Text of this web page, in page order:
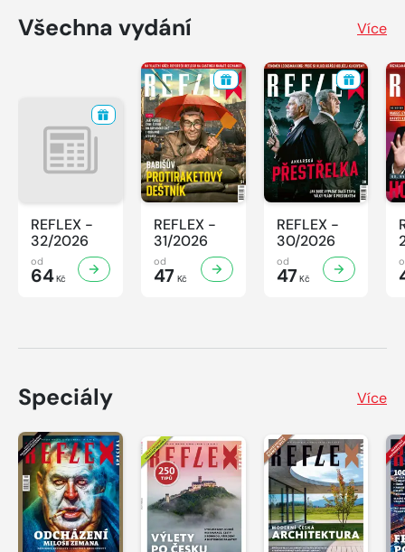
Všechna vydání Více
REFLEX -
32/2026
od
64Kč
REFLEX -
31/2026
od
47 Kč
REFLEX -
30/2026
od
47Kč
Speciály Více